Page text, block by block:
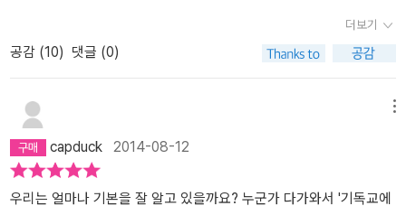
정으로 마음에 닿는가는 성령의 역사하심의 여부에 있을 것이라 생각
합니다.이 책은 서론 부분과, 1장 그리스도에 대해서, 2장 인간의 상
태 (후에 3, 4장 그리스도가 행하신 일, 우리가 할 일)를 하나님, 예수
님, 그리고 우리의 상황에 따라 성경의 말씀을 기초로 하여 설명하고
있습니다. 주제별로 말씀으로 정리되어 있어 행간을 읽는데 도움이
되리라 생각합니다.책에서 언급되었던 것처럼 예수님은 좋은데 교회
는 싫다는 분위기가 우리에게도 동일하게 적용되는 시기에, 왜 예수
님은 이 세상을 먼저 살았던 성인들 중 한 분이 아니라, 인성과 신성을
더보기
공감 (10) 댓글 (0)
capduck 2014-08-12
우리는 얼마나 기본을 잘 알고 있을까요? 누군가 다가와서 '기독교에